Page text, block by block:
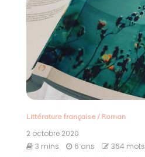
Littérature française/ Roman
2 octobre 2020
3 mins
6 ans 364 mots